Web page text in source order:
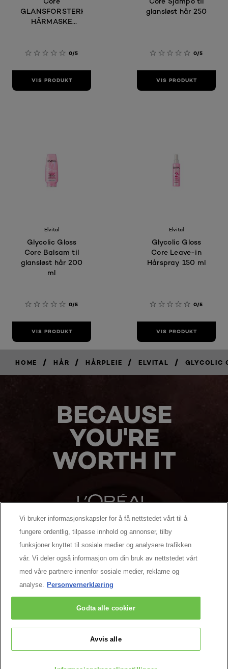
GLANSFORSTERKENDE
HÅRMASKE
0/5
VIS PRODUKT
glansløst hår 250
0/5
VIS PRODUKT
Elvital
Glycolic Gloss
Core Balsam til
glansløst hår 200
ml
0/5
VIS PRODUKT
Elvital
Glycolic Gloss
Core Leave-in
Hårspray 150 ml
0/5
VIS PRODUKT
HOME / HÅR / HÅRPLEIE / ELVITAL / GLYCOLIC
BECAUSE
YOU'RE
WORTH IT
MANUFACTURER/RESPONSIBLE PERSON:
MER Å UTFORSKE
Betingelser & Vilkår
Vi bruker informasjonskapsler for å få nettstedet vårt til å
fungere ordentlig, tilpasse innhold og annonser, tilby
funksjoner knyttet til sosiale medier og analysere trafikken
vår. Vi deler også informasjon om din bruk av nettstedet vårt
med våre partnere innenfor sosiale medier, reklame og
analyse. Personvernerklæring
Avvis alle
Godta alle cookier